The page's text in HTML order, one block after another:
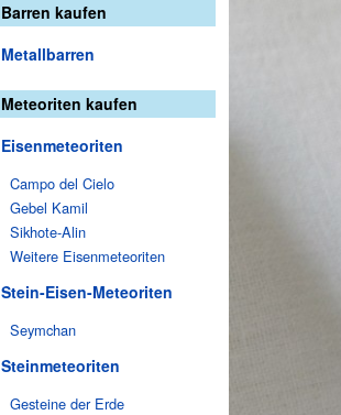
Barren kaufen
Metallbarren
Meteoriten kaufen
Eisenmeteoriten
Campo del Cielo
Gebel Kamil
Sikhote-Alin
Weitere Eisenmeteoriten
Stein-Eisen-Meteoriten
Seymchan
Steinmeteoriten
Gesteine der Erde